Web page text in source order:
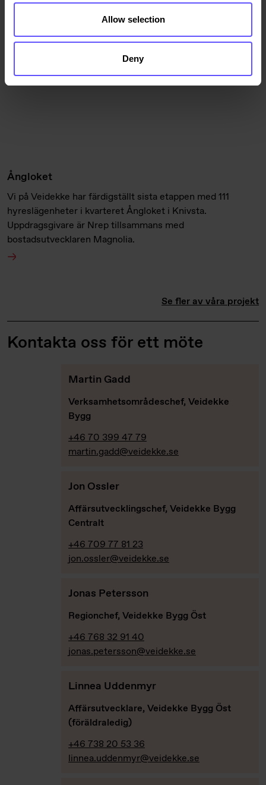
Allow selection
Deny
Ångloket
Vi på Veidekke har färdigställt sista etappen med 111
hyreslägenheter i kvarteret Ångloket i Knivsta.
Uppdragsgivare är Nrep tillsammans med
bostadsutvecklaren Magnolia.
Se fler av våra projekt
Kontakta oss för ett möte
Martin Gadd
Verksamhetsområdeschef, Veidekke
Bygg
+46 70 399 47 79
martin.gadd@veidekke.se
Jon Ossler
Affärsutvecklingschef, Veidekke Bygg
Centralt
+46 709 77 81 23
jon.ossler@veidekke.se
Jonas Petersson
Regionchef, Veidekke Bygg Öst
+46 768 32 91 40
jonas.petersson@veidekke.se
Linnea Uddenmyr
Affärsutvecklare, Veidekke Bygg Öst
(föräldraledig)
+46 738 20 53 36
linnea.uddenmyr@veidekke.se